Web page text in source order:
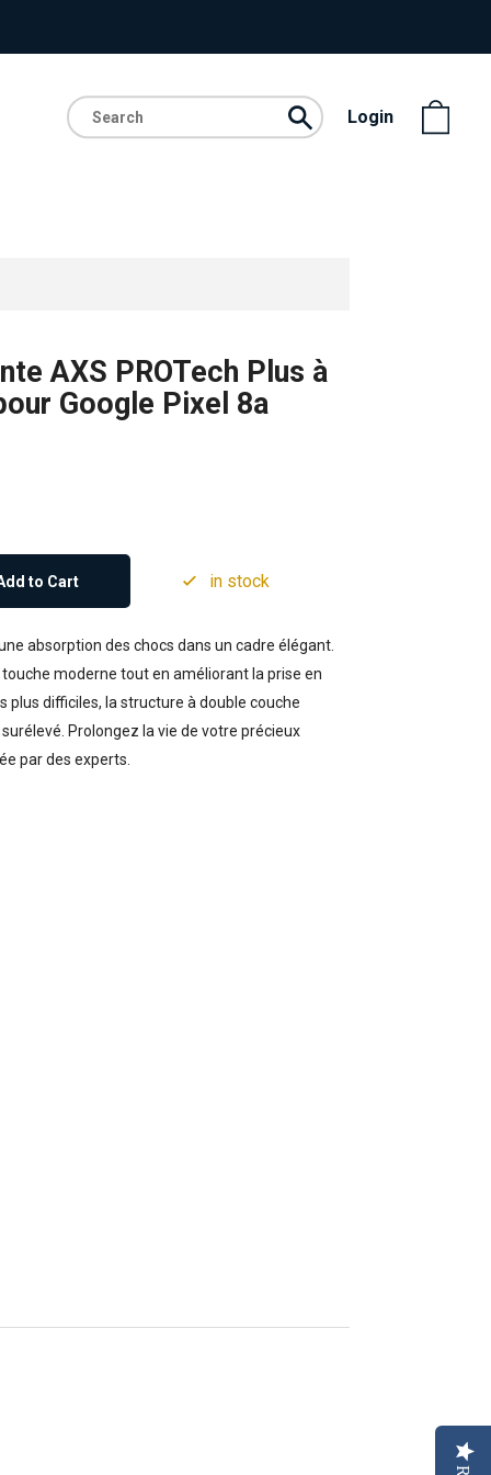
Login
AXS PROTech Plus à
Google Pixel 8a
to Cart in stock
absorption des chocs dans un cadre élégant.
moderne tout en améliorant la prise en
plus difficiles, la structure à double couche
Prolongez la vie de votre précieux
par des experts.